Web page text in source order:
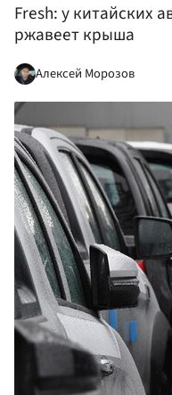
Fresh: у китайских
ржавеет крыша
Алексей Морозов